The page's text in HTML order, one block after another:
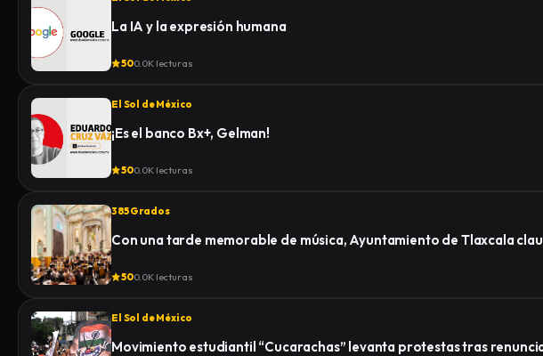
La IA y la expresión humana
500.0K lecturas
El Sol de México
¡Es el banco Bx+, Gelman!
500.0K lecturas
385 Grados
Con una tarde memorable de música, Ayuntamiento de Tlaxcala
500.0K lecturas
El Sol de México
Movimiento estudiantil “Cucarachas” levanta protestas tras